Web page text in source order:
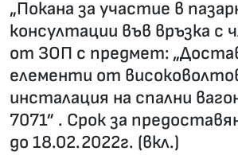
„Покана за участие в
консултации във връзка с
от ЗОП с предмет:
елементи от
инсталация на спални
7071” . Срок за
до 18.02.2022г. (вкл.)